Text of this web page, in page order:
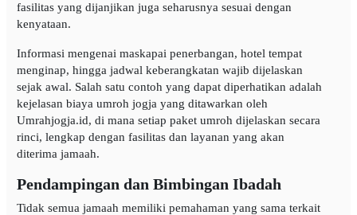
fasilitas yang dijanjikan juga seharusnya sesuai dengan
kenyataan.
Informasi mengenai maskapai penerbangan, hotel tempat
menginap, hingga jadwal keberangkatan wajib dijelaskan
sejak awal. Salah satu contoh yang dapat diperhatikan adalah
kejelasan biaya umroh jogja yang ditawarkan oleh
Umrahjogja.id, di mana setiap paket umroh dijelaskan secara
rinci, lengkap dengan fasilitas dan layanan yang akan
diterima jamaah.
Pendampingan dan Bimbingan Ibadah
Tidak semua jamaah memiliki pemahaman yang sama terkait